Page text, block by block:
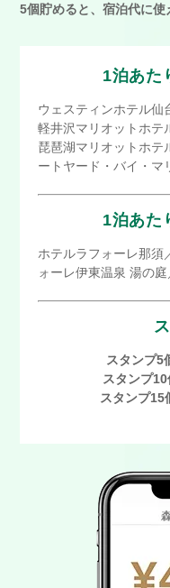
5個貯めると、宿泊代に使
1泊あた
ウェスティンホテル仙
軽井沢マリオットホテ
琵琶湖マリオットホテ
ートヤード・バイ・マ
1泊あた
ホテルラフォーレ那須
ォーレ伊東温泉 湯の
スタンプ5
スタンプ
スタンプ15